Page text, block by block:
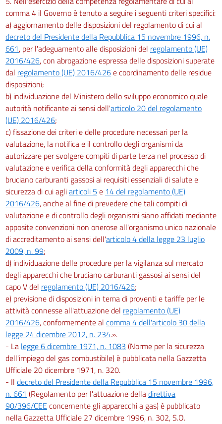
comma 4 il Governo è tenuto a seguire i seguenti criteri specifici:
a) aggiornamento delle disposizioni del regolamento di cui al
decreto del Presidente della Repubblica 15 novembre 1996, n.
661, per l'adeguamento alle disposizioni del regolamento (UE)
2016/426, con abrogazione espressa delle disposizioni superate
dal regolamento (UE) 2016/426e coordinamento delle residue
disposizioni;
b) individuazione del Ministero dello sviluppo economico quale
autorità notificante ai sensi dell'articolo 20 del regolamento
(UE) 2016/426;
c) fissazione dei criteri e delle procedure necessari per la
valutazione, la notifica e il controllo degli organismi da
autorizzare per svolgere compiti di parte terza nel processo di
valutazione e verifica della conformità degli apparecchi che
bruciano carburanti gassosi ai requisiti essenziali di salute e
sicurezza di cui agliarticoli 5 e 14 del regolamento (UE)
2016/426, anche al fine di prevedere che tali compiti di
valutazione e di controllo degli organismi siano affidati mediante
apposite convenzioni non onerose all'organismo unico nazionale
di accreditamento ai sensi dell'articolo 4 della legge 23 luglio
2009, n. 99;
d) individuazione delle procedure per la vigilanza sul mercato
degli apparecchi che bruciano carburanti gassosi ai sensi del
capo V del regolamento (UE) 2016/426;
e) previsione di disposizioni in tema di proventi e tariffe per le
attività connesse all'attuazione del regolamento (UE)
2016/426, conformemente al comma 4 dell'articolo 30 della
legge 24 dicembre 2012, n. 234.».
- La legge 6 dicembre 1971, n. 1083 (Norme per la sicurezza
dell'impiego del gas combustibile) è pubblicata nella Gazzetta
Ufficiale 20 dicembre 1971, n. 320.
- Il decreto del Presidente della Repubblica 15 novembre 1996,
n. 661 (Regolamento per l'attuazione delladirettiva
90/396/CEE concernente gli apparecchi a gas) è pubblicato
nella Gazzetta Ufficiale 27 dicembre 1996, n. 302, S.O.